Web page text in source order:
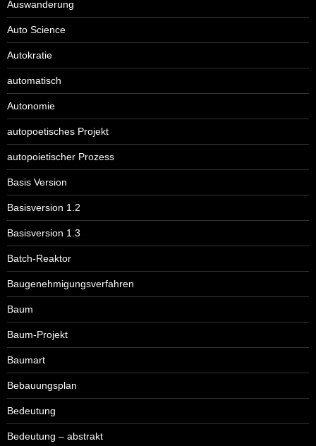
Auswanderung
Auto Science
Autokratie
automatisch
Autonomie
autopoetisches Projekt
autopoietischer Prozess
Basis Version
Basisversion 1.2
Basisversion 1.3
Batch-Reaktor
Baugenehmigungsverfahren
Baum
Baum-Projekt
Baumart
Bebauungsplan
Bedeutung
Bedeutung – abstrakt